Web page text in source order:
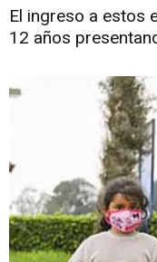
El ingreso a estos
12 años